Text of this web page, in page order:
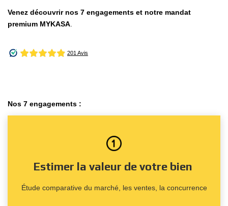
Venez découvrir nos 7 engagements et notre mandat
premium MYKASA
Nos 7 engagements :
Estimer la valeur de votre bien
Étude comparative du marché, les ventes, la concurrence